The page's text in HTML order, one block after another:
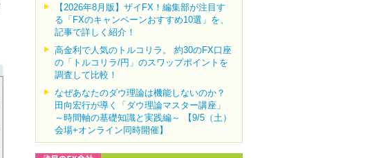
【2026年8月版】ザイFX！編集部が注目す
る「FXのキャンペーンおすすめ10選」を、
記事で詳しく紹介！
高金利で人気のトルコリラ。 約30のFX口座
の「トルコリラ/円」のスワップポイントを
調査して比較！
なぜあなたのダウ理論は機能しないのか？
田向宏行が導く「ダウ理論マスター講座」
～時間軸の基礎知識と実践編～ 【9/5（土）
会場+オンライン同時開催】